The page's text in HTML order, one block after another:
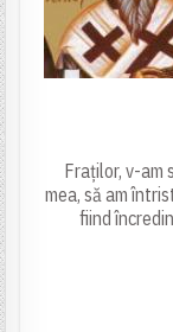
Fraților, v-am
mea, să am
fiind